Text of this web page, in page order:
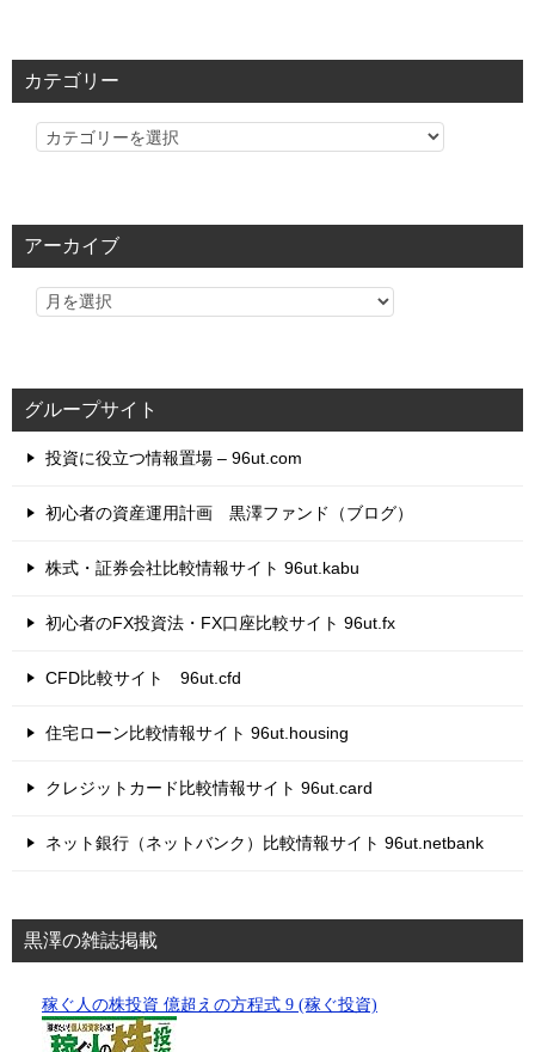
カテゴリー
カ
リ
アーカイブ
グループサイト
投資に役立つ情報置場 – 96ut.com
初心者の資産運用計画 黒澤ファンド（ブログ）
株式・証券会社比較情報サイト 96ut.kabu
初心者のFX投資法・FX口座比較サイト 96ut.fx
CFD比較サイト 96ut.cfd
住宅ローン比較情報サイト 96ut.housing
クレジットカード比較情報サイト 96ut.card
ネット銀行（ネットバンク）比較情報サイト 96ut.netbank
黒澤の雑誌掲載
稼ぐ人の株投資 億超えの方程式 9 (稼ぐ投資)